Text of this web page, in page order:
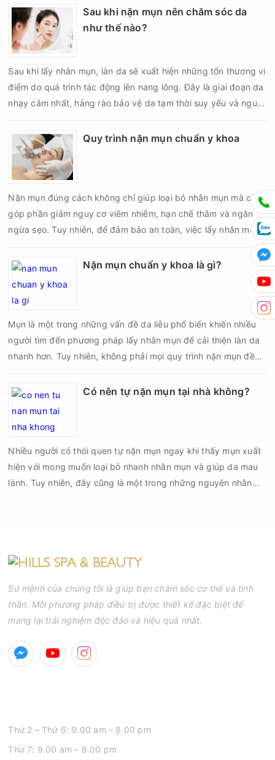
nên nghiêm trọng hơn, làm tăng nguy cơ nhiễm trùng, để lại
thâm hoặc sẹo khó phục hồi.
Sau khi nặn mụn nên chăm sóc da
như thế nào?
Sau khi lấy nhân mụn, làn da sẽ xuất hiện những tổn thương vi
điểm do quá trình tác động lên nang lông. Đây là giai đoạn da
nhạy cảm nhất, hàng rào bảo vệ da tạm thời suy yếu và nguy
nếu chăm sóc không đúng cách. Chính vì vậy, việc chăm sóc
da sau nặn mụn không chỉ giúp vùng da hồi phục nhanh hơn
mà còn góp phần giảm nguy cơ tái phát mụn và hạn chế các
biến chứng về sau.
Quy trình nặn mụn chuẩn y khoa
Nặn mụn đúng cách không chỉ giúp loại bỏ nhân mụn mà còn
góp phần giảm nguy cơ viêm nhiễm, hạn chế thâm và ngăn
ngừa sẹo. Tuy nhiên, để đảm bảo an toàn, việc lấy nhân mụn
cần được thực hiện theo đúng quy trình chuẩn y khoa với đầy
đủ các bước vô khuẩn và chăm sóc sau điều trị.
Nặn mụn chuẩn y khoa là gì?
Mụn là một trong những vấn đề da liễu phổ biến khiến nhiều
người tìm đến phương pháp lấy nhân mụn để cải thiện làn da
nhanh hơn. Tuy nhiên, không phải mọi quy trình nặn mụn đều
sai kỹ thuật hoặc lấy nhân mụn không đúng thời điểm, làn da
Có nên tự nặn mụn tại nhà không?
Nhiều người có thói quen tự nặn mụn ngay khi thấy mụn xuất
hiện với mong muốn loại bỏ nhanh nhân mụn và giúp da mau
lành. Tuy nhiên, đây cũng là một trong những nguyên nhân
Sứ mệnh của chúng tôi là giúp bạn chăm sóc cơ thể và tinh
thần. Mỗi phương pháp điều trị được thiết kế đặc biệt để
mang lại trải nghiệm độc đáo và hiệu quả nhất.
Thứ 2 – Thứ 6: 9.00 am – 8.00 pm
Thứ 7: 9.00 am – 8.00 pm